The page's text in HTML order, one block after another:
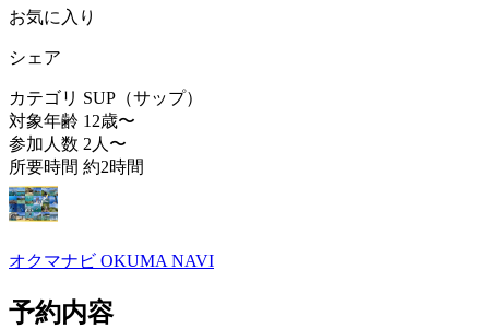
お気に入り
シェア
カテゴリ SUP（サップ）
対象年齢 12歳〜
参加人数 2人〜
所要時間 約2時間
オクマナビ OKUMA NAVI
予約内容